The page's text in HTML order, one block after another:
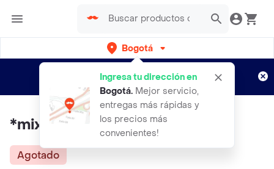
Bogotá
Ingresa tu dirección en
Bogotá. Mejor servicio,
entregas más rápidas y
los precios más
convenientes!
envíos gratis por semanas
Aplican TyC
*mix Primavera * 100 Gr
Agotado